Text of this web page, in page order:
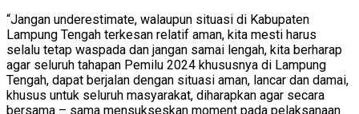
“Jangan underestimate, walaupun situasi di Kabupaten
Lampung Tengah terkesan relatif aman, kita mesti harus
selalu tetap waspada dan jangan samai lengah, kita berharap
agar seluruh tahapan Pemilu 2024 khususnya di Lampung
Tengah, dapat berjalan dengan situasi aman, lancar dan damai,
khusus untuk seluruh masyarakat, diharapkan agar secara
bersama – sama mensukseskan moment pada pelaksanaan